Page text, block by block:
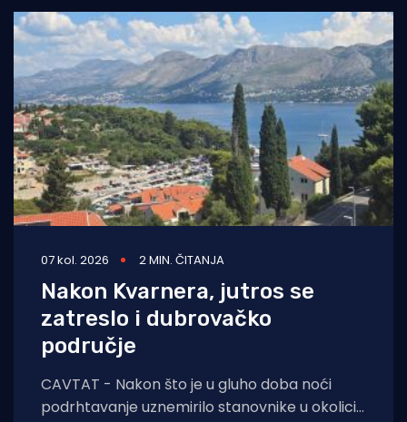
07 kol. 2026 2 MIN. ČITANJA
Nakon Kvarnera, jutros se
zatreslo i dubrovačko
područje
CAVTAT - Nakon što je u gluho doba noći
podrhtavanje uznemirilo stanovnike u okolici